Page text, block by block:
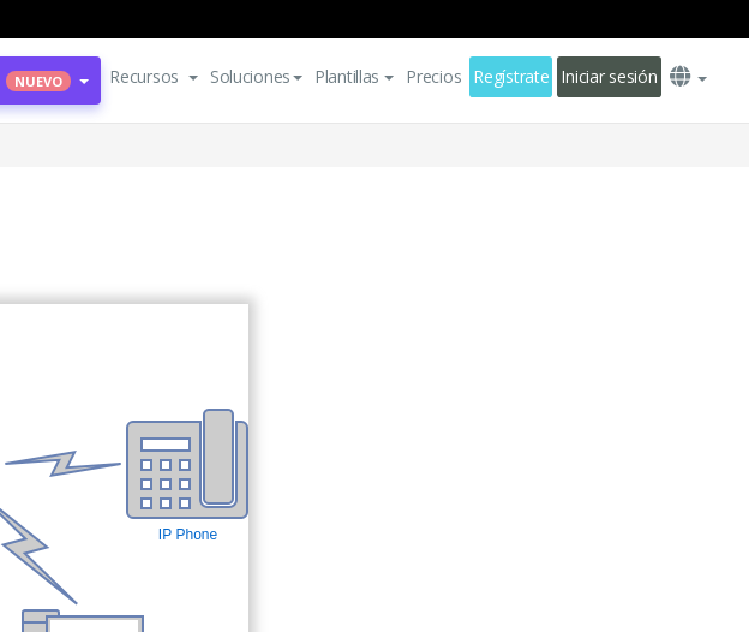
NUEVO Recursos Soluciones Plantillas Precios Regístrate Iniciar sesión